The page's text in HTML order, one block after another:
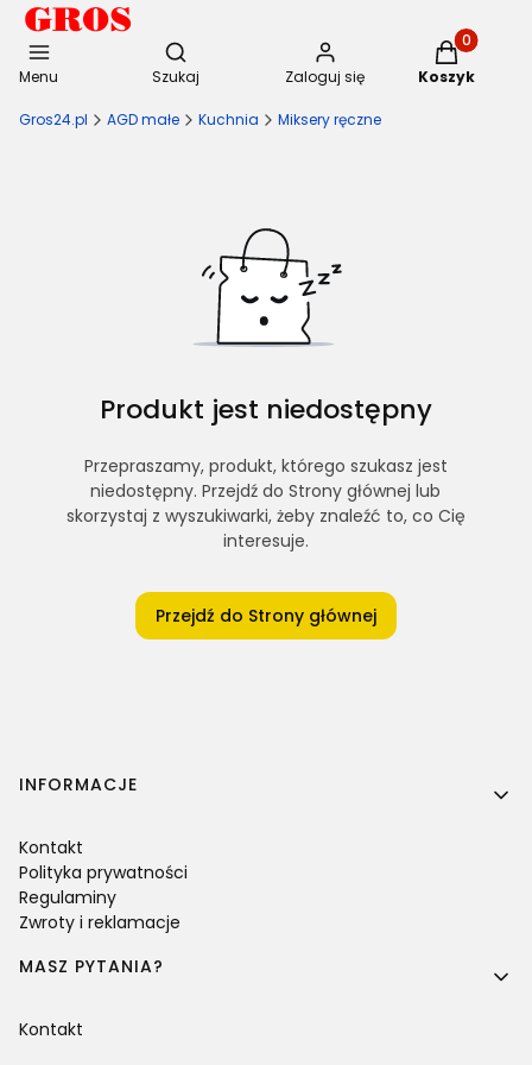
Menu
Otwórz wyszukiwarkę
Szukaj Zaloguj się
Produkty
Koszyk
Gros24.pl AGD małe Kuchnia Miksery ręczne
Produkt jest niedostępny
Przepraszamy, produkt, którego szukasz jest
niedostępny. Przejdź do Strony głównej lub
skorzystaj z wyszukiwarki, żeby znaleźć to, co Cię
interesuje.
Przejdź do Strony głównej
Linki w stopce
INFORMACJE
Kontakt
Polityka prywatności
Regulaminy
Zwroty i reklamacje
MASZ PYTANIA?
Kontakt